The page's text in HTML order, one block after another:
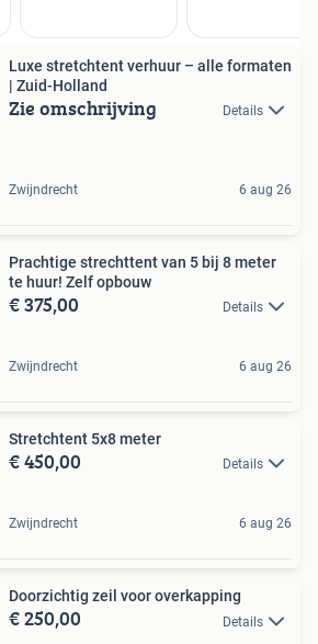
Luxe stretchtent verhuur – alle formaten
| Zuid-Holland
Zie omschrijving Details
Zwijndrecht 6 aug 26
Prachtige strechttent van 5 bij 8 meter
te huur! Zelf opbouw
€ 375,00 Details
Zwijndrecht 6 aug 26
Stretchtent 5x8 meter
€ 450,00 Details
Zwijndrecht 6 aug 26
Doorzichtig zeil voor overkapping
€ 250,00 Details